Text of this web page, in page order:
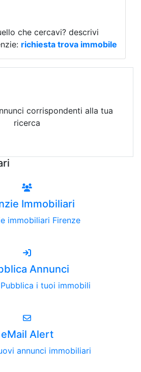
che cercavi? descrivi
richiesta trova immobile
corrispondenti alla tua
ricerca
Immobiliari
immobiliari Firenze
Annunci
i tuoi immobili
eMail Alert
annunci immobiliari